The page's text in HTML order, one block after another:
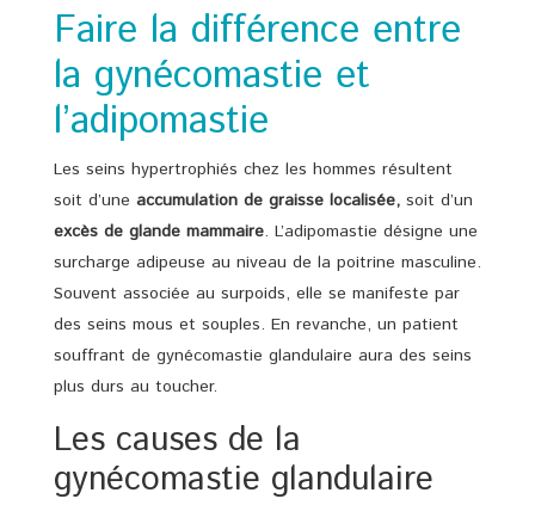
Faire la différence entre
la gynécomastie et
l’adipomastie
Les seins hypertrophiés chez les hommes résultent
soit d’une accumulation de graisse localisée, soit d’un
excès de glande mammaire. L’adipomastie désigne une
surcharge adipeuse au niveau de la poitrine masculine.
Souvent associée au surpoids, elle se manifeste par
des seins mous et souples. En revanche, un patient
souffrant de gynécomastie glandulaire aura des seins
plus durs au toucher.
Les causes de la
gynécomastie glandulaire